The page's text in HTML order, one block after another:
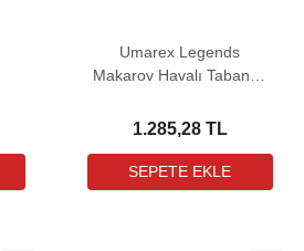
Umarex Legends
Makarov Havalı Tabanca
1.285,28 TL